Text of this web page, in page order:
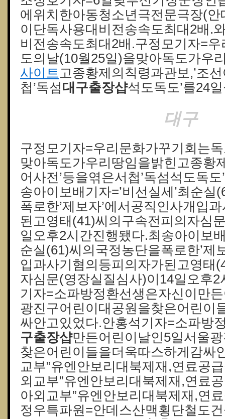
에위치한아동청소년극전문극장(
이단독사용대비전송속도최대2배.
비전송속도최대2배.구정모기자=
도의날(10월25일)을맞아독도가우
사이트 고종황제의칙령과관보,’조
첩’독섬대구 출장샵석도독도’를24
대구
구정모기자=우리문화가꾸기회는
맞아독도가우리땅임을밝힌고종황
어사전’등을엮은서첩’독섬석도독
송아이보배기자=’비선실세’최순실
폭로한’제보자’에서공직인사개입
된고영태(41)씨의구속전피의자심
일오후2시간진행됐다.최송아이보
순실(61)씨의국정농단을폭로한’제
입과사기혐의등피의자가된고영태
자심문(영장실질심사)이14일오후
기자=소파방정환선생은자신이만
광진구어린이대공원을찾은어린이
싸안고있었다.안홍석기자=소파방
구 출장샵만든어린이날인5일서울
찾은어린이들을더욱따스하게감싸
교부”유엔안보리대북제재,연료공
외교부”유엔안보리대북제재,연료
아외교부”유엔안보리대북제재,연
정우특파원=안데스산맥횡단철도